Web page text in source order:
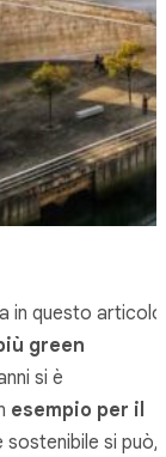
in questo
green
si è
esempio per il
sostenibile si può,